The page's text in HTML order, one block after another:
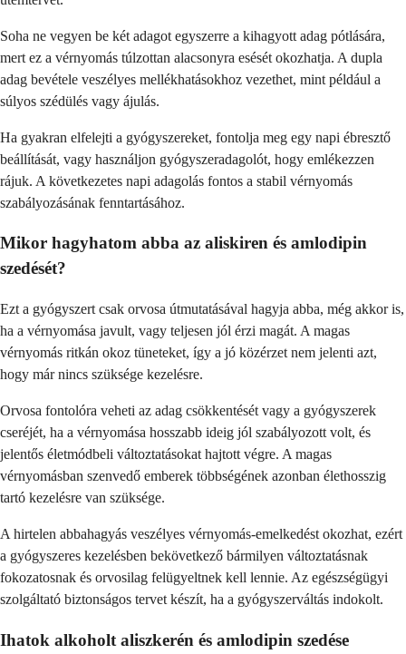
Soha ne vegyen be két adagot egyszerre a kihagyott adag pótlására,
mert ez a vérnyomás túlzottan alacsonyra esését okozhatja. A dupla
adag bevétele veszélyes mellékhatásokhoz vezethet, mint például a
súlyos szédülés vagy ájulás.
Ha gyakran elfelejti a gyógyszereket, fontolja meg egy napi ébresztő
beállítását, vagy használjon gyógyszeradagolót, hogy emlékezzen
rájuk. A következetes napi adagolás fontos a stabil vérnyomás
szabályozásának fenntartásához.
Mikor hagyhatom abba az aliskiren és amlodipin
szedését?
Ezt a gyógyszert csak orvosa útmutatásával hagyja abba, még akkor is,
ha a vérnyomása javult, vagy teljesen jól érzi magát. A magas
vérnyomás ritkán okoz tüneteket, így a jó közérzet nem jelenti azt,
hogy már nincs szüksége kezelésre.
Orvosa fontolóra veheti az adag csökkentését vagy a gyógyszerek
cseréjét, ha a vérnyomása hosszabb ideig jól szabályozott volt, és
jelentős életmódbeli változtatásokat hajtott végre. A magas
vérnyomásban szenvedő emberek többségének azonban élethosszig
tartó kezelésre van szüksége.
A hirtelen abbahagyás veszélyes vérnyomás-emelkedést okozhat, ezért
a gyógyszeres kezelésben bekövetkező bármilyen változtatásnak
fokozatosnak és orvosilag felügyeltnek kell lennie. Az egészségügyi
szolgáltató biztonságos tervet készít, ha a gyógyszerváltás indokolt.
Ihatok alkoholt aliszkerén és amlodipin szedése